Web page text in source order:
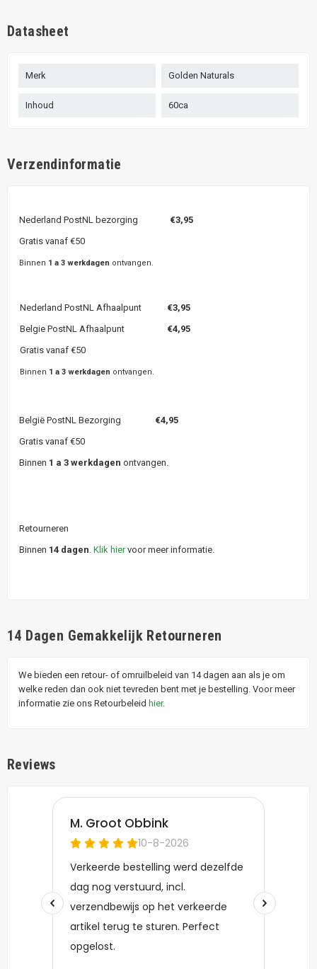
Datasheet
Merk Golden Naturals
Inhoud 60ca
Verzendinformatie
Nederland PostNL bezorging €3,95
Gratis vanaf €50
Binnen 1 a 3 werkdagen ontvangen.
Nederland PostNL Afhaalpunt €3,95
Belgie PostNL Afhaalpunt
€4,95
Gratis vanaf €50
Binnen 1 a 3 werkdagen ontvangen.
België PostNL Bezorging €4,95
Gratis vanaf €50
Binnen 1 a 3 werkdagen ontvangen.
Retourneren
Binnen 14 dagen Klik hiervoor meer informatie.
14 Dagen Gemakkelijk Retourneren
We bieden een retour- of omruilbeleid van 14 dagen aan als je om
welke reden dan ook niet tevreden bent met je bestelling. Voor meer
informatie zie ons Retourbeleid hier.
Reviews